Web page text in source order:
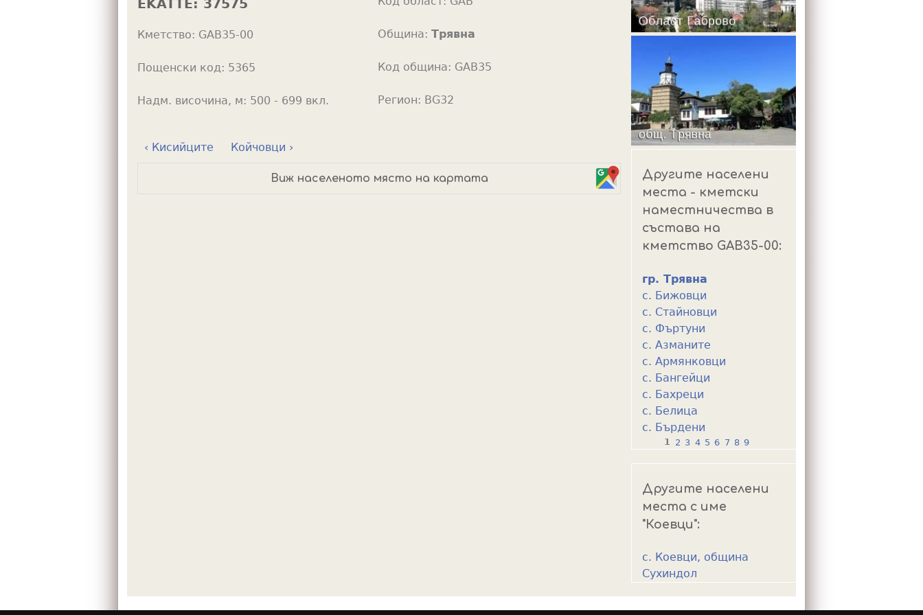
EKATTE: 37575
Кметство: GAB35-00
Пощенски код: 5365
Надм. височина, м: 500 - 699 вкл.
Община: Трявна
Код община: GAB35
Регион: BG32
‹ Кисийците Койчовци ›
Виж населеното място на картата
Другите населени
места - кметски
наместничества в
състава на
кметство GAB35-00:
гр. Трявна
с. Бижовци
с. Стайновци
с. Фъртуни
с. Азманите
с. Армянковци
с. Бангейци
с. Бахреци
с. Белица
с. Бърдени
a
g
e
1 2 3 4 5 6 7 8 9
Другите населени
места с име
"Коевци":
с. Коевци, община
Сухиндол